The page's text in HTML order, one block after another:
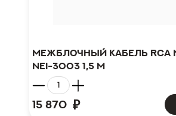
Межблочный кабель RCA
NEI-3003 1,5 м
15 870 ₽